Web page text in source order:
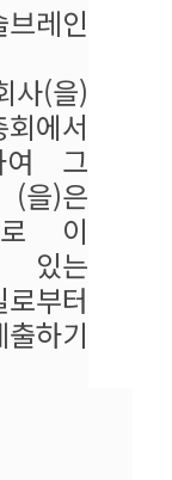
레인
사(을)
에서
여 그
을)은
로 이
있는
부터
하기